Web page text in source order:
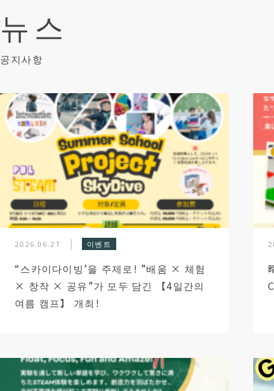
뉴스
공지사항
2026.06.27 이벤트
“스카이다이빙’을 주제로! ”배움 × 체험
× 창작 × 공유”가 모두 담긴 【4일간의
여름 캠프】 개최!